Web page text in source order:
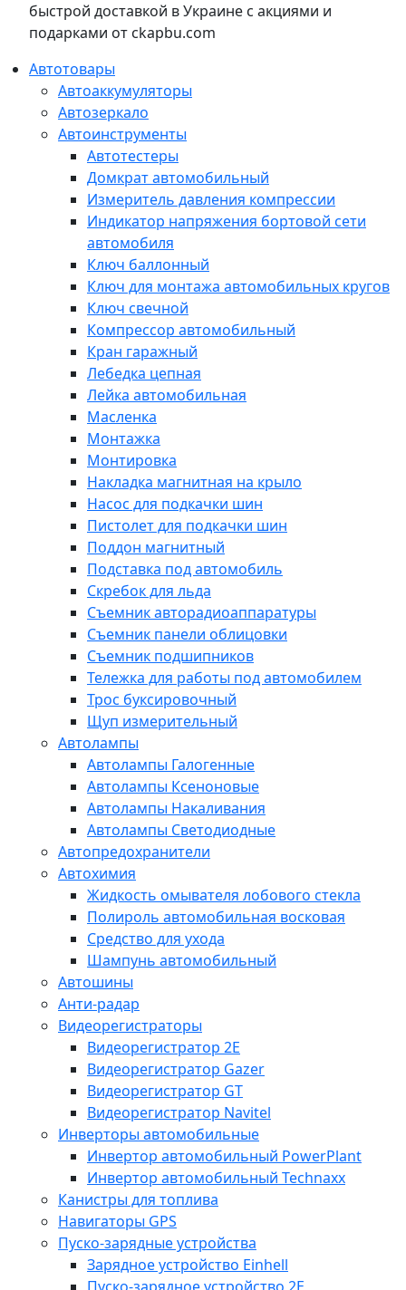
быстрой доставкой в Украине с акциями и
подарками от ckapbu.com
Автотовары
Автоаккумуляторы
Автозеркало
Автоинструменты
Автотестеры
Домкрат автомобильный
Измеритель давления компрессии
Индикатор напряжения бортовой сети
автомобиля
Ключ баллонный
Ключ для монтажа автомобильных кругов
Ключ свечной
Компрессор автомобильный
Кран гаражный
Лебедка цепная
Лейка автомобильная
Масленка
Монтажка
Монтировка
Накладка магнитная на крыло
Насос для подкачки шин
Пистолет для подкачки шин
Поддон магнитный
Подставка под автомобиль
Скребок для льда
Съемник авторадиоаппаратуры
Съемник панели облицовки
Съемник подшипников
Тележка для работы под автомобилем
Трос буксировочный
Щуп измерительный
Автолампы
Автолампы Галогенные
Автолампы Ксеноновые
Автолампы Накаливания
Автолампы Светодиодные
Автопредохранители
Автохимия
Жидкость омывателя лобового стекла
Полироль автомобильная восковая
Средство для ухода
Шампунь автомобильный
Автошины
Анти-радар
Видеорегистраторы
Видеорегистратор 2E
Видеорегистратор Gazer
Видеорегистратор GT
Видеорегистратор Navitel
Инверторы автомобильные
Инвертор автомобильный PowerPlant
Инвертор автомобильный Technaxx
Канистры для топлива
Навигаторы GPS
Пуско-зарядные устройства
Зарядное устройство Einhell